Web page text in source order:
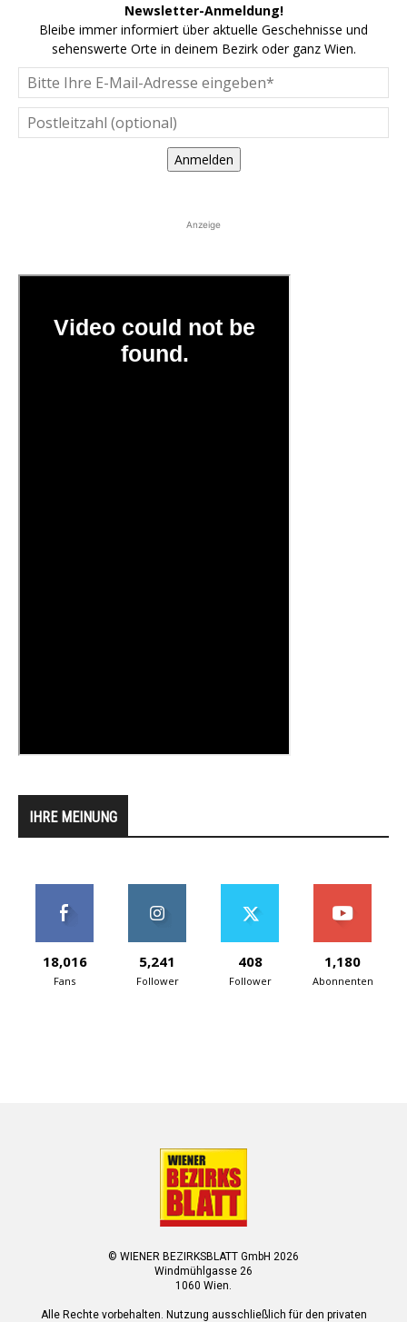
Newsletter-Anmeldung!
Bleibe immer informiert über aktuelle Geschehnisse und
sehenswerte Orte in deinem Bezirk oder ganz Wien.
Anmelden
Anzeige
IHRE MEINUNG
18,016
Fans
5,241
Follower
408
Follower
1,180
Abonnenten
© WIENER BEZIRKSBLATT GmbH 2026
Windmühlgasse 26
1060 Wien.
Alle Rechte vorbehalten. Nutzung ausschließlich für den privaten